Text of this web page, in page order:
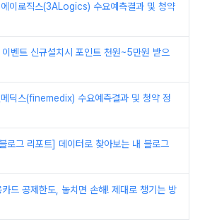
이로직스(3ALogics) 수요예측결과 및 청약
이벤트 신규설치시 포인트 천원~5만원 받으
딕스(finemedix) 수요예측결과 및 청약 정
로그 리포트] 데이터로 찾아보는 내 블로그
카드 공제한도, 놓치면 손해! 제대로 챙기는 방